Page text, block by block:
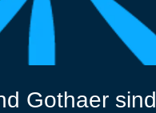
Gothaer sind